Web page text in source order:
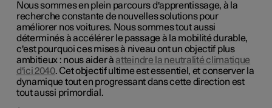
Nous sommes en plein parcours d'apprentissage, à la
recherche constante de nouvelles solutions pour
améliorer nos voitures. Nous sommes tout aussi
déterminés à accélérer le passage à la mobilité durable,
c'est pourquoi ces mises à niveau ont un objectif plus
ambitieux : nous aider àatteindre la neutralité climatique
d'ici 2040. Cet objectif ultime est essentiel, et conserver la
dynamique tout en progressant dans cette direction est
tout aussi primordial.